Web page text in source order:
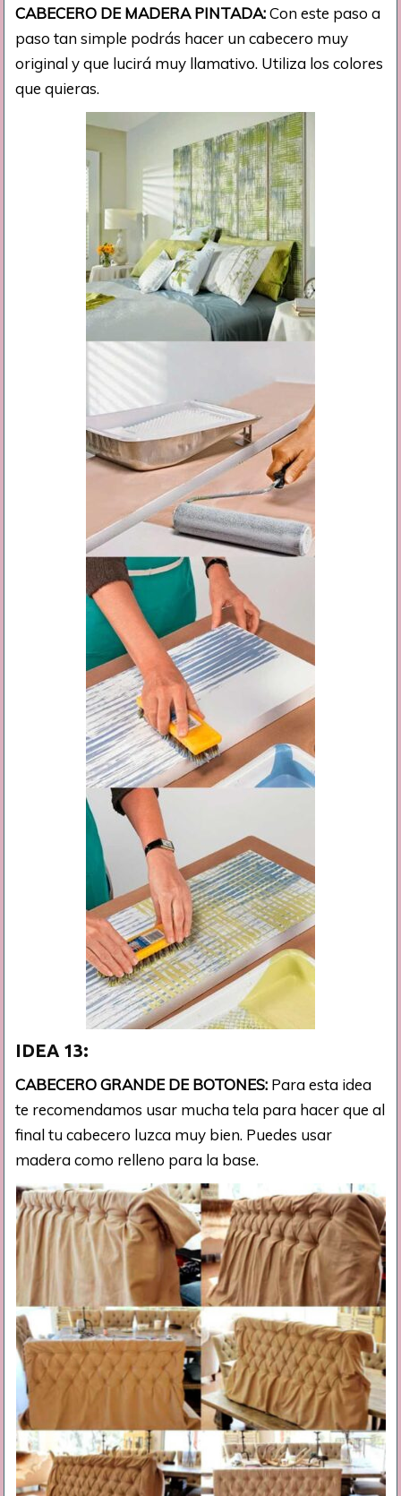
CABECERO DE MADERA PINTADA:Con este paso a
paso tan simple podrás hacer un cabecero muy
original y que lucirá muy llamativo. Utiliza los colores
que quieras.
IDEA 13:
CABECERO GRANDE DE BOTONES: Para esta idea
te recomendamos usar mucha tela para hacer que al
final tu cabecero luzca muy bien. Puedes usar
madera como relleno para la base.